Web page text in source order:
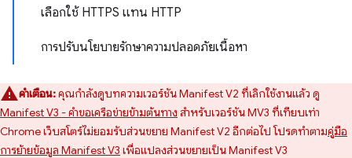
เลือกใช้ HTTPS แทน HTTP
การปรับนโยบายรักษาความปลอดภัยเนื้อหา
คำเตือน:คุณกำลังดูบทความเวอร์ชัน Manifest V2 ที่เลิกใช้งานแล้ว ดู
Manifest V3 - คำขอเครือข่ายข้ามต้นทาง สำหรับเวอร์ชัน MV3 ที่เทียบเท่า
Chrome เว็บสโตร์ไม่ยอมรับส่วนขยาย Manifest V2 อีกต่อไป โปรดทำตามคู่มือ
การย้ายข้อมูล Manifest V3 เพื่อแปลงส่วนขยายเป็น Manifest V3